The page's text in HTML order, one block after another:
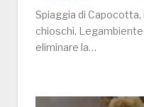
Spiaggia di
chioschi,
eliminare la…